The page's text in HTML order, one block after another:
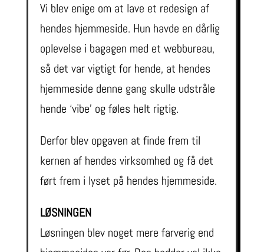
Vi blev enige om at lave et redesign af
hendes hjemmeside. Hun havde en dårlig
oplevelse i bagagen med et webbureau,
så det var vigtigt for hende, at hendes
hjemmeside denne gang skulle udstråle
hende ‘vibe’ og føles helt rigtig.
Derfor blev opgaven at finde frem til
kernen af hendes virksomhed og få det
ført frem i lyset på hendes hjemmeside.
LØSNINGEN
Løsningen blev noget mere farverig end